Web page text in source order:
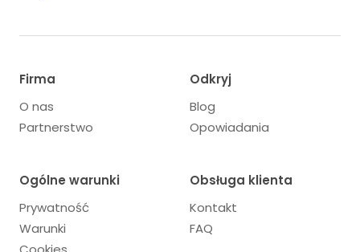
Firma
O nas
Partnerstwo
Odkryj
Blog
Opowiadania
Ogólne warunki
Prywatność
Warunki
Obsługa klienta
Kontakt
FAQ